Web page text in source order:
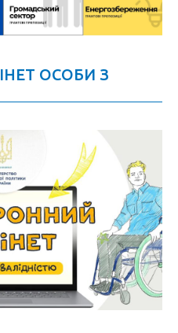
ОСОБИ З